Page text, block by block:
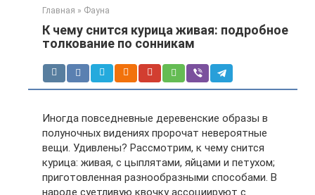
Главная » Фауна
К чему снится курица живая: подробное
толкование по сонникам
Иногда повседневные деревенские образы в
полуночных видениях пророчат невероятные
вещи. Удивлены? Рассмотрим, к чему снится
курица: живая, с цыплятами, яйцами и петухом;
приготовленная разнообразными способами. В
народе суетливую квочку ассоциируют с